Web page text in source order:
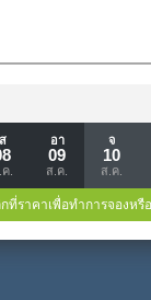
ส
.
อา
09
ส.ค.
จ
10
ส.ค.
ที่ราคาเพื่อทำการจองหรื